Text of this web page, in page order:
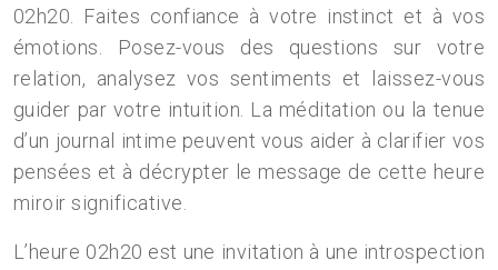
02h20. Faites confiance à votre instinct et à vos
émotions. Posez-vous des questions sur votre
relation, analysez vos sentiments et laissez-vous
guider par votre intuition. La méditation ou la tenue
d’un journal intime peuvent vous aider à clarifier vos
pensées et à décrypter le message de cette heure
miroir significative.
L’heure 02h20 est une invitation à une introspection